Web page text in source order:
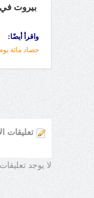
بيروت في 0
واقرأ أيضًا:
حصاد مائة
تعليقات
لا يوجد